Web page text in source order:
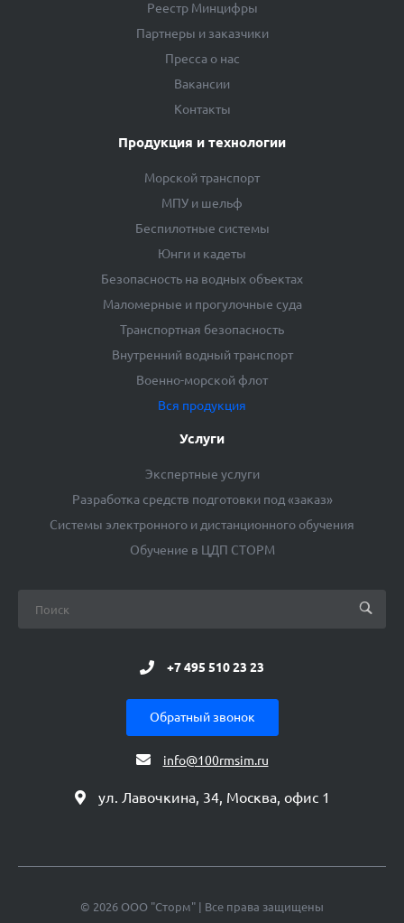
Реестр Минцифры
Партнеры и заказчики
Пресса о нас
Вакансии
Контакты
Продукция и технологии
Морской транспорт
МПУ и шельф
Беспилотные системы
Юнги и кадеты
Безопасность на водных объектах
Маломерные и прогулочные суда
Транспортная безопасность
Внутренний водный транспорт
Военно-морской флот
Вся продукция
Услуги
Экспертные услуги
Разработка средств подготовки под «заказ»
Системы электронного и дистанционного обучения
Обучение в ЦДП СТОРМ
+7 495 510 23 23
Обратный звонок
info@100rmsim.ru
ул. Лавочкина, 34, Москва, офис 1
© 2026 ООО "Сторм" | Все права защищены